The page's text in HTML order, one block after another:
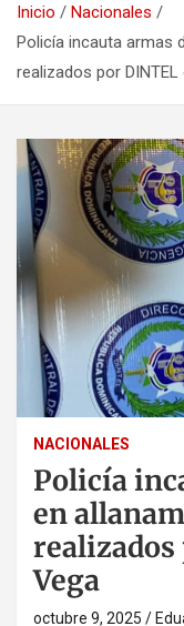
Inicio
Nacionales
Policía incauta armas
realizados por DINTEL
NACIONALES
Policía
en
realizados
Vega
octubre 9, 2025